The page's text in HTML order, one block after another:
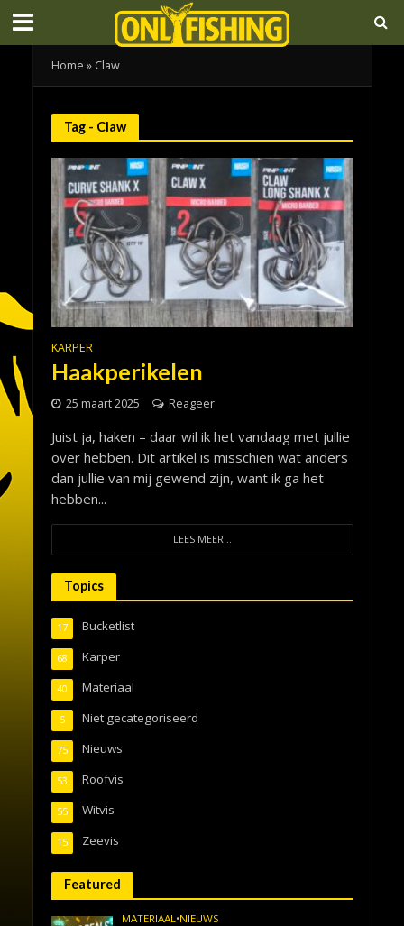
Home » Claw
Tag - Claw
KARPER
Haakperikelen
25 maart 2025 Reageer
Juist ja, haken – daar wil ik het vandaag met jullie
over hebben. Dit artikel is misschien wat anders
dan jullie van mij gewend zijn, want ik ga het
hebben...
LEES MEER...
Topics
Bucketlist
17
Karper
68
Materiaal
40
Niet gecategoriseerd
5
Nieuws
75
Roofvis
53
Witvis
55
Zeevis
15
Featured
MATERIAAL •NIEUWS